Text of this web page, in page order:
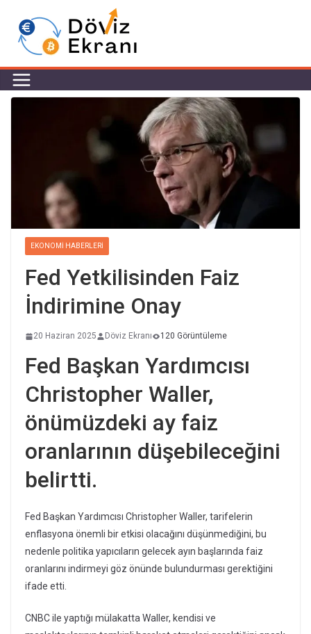
EKONOMI HABERLERI
Fed Yetkilisinden Faiz
İndirimine Onay
20 Haziran 2025 Döviz Ekranı 120 Görüntüleme
Fed Başkan Yardımcısı
Christopher Waller,
önümüzdeki ay faiz
oranlarının düşebileceğini
belirtti.
Fed Başkan Yardımcısı Christopher Waller, tarifelerin
enflasyona önemli bir etkisi olacağını düşünmediğini, bu
nedenle politika yapıcıların gelecek ayın başlarında faiz
oranlarını indirmeyi göz önünde bulundurması gerektiğini
ifade etti.
CNBC ile yaptığı mülakatta Waller, kendisi ve